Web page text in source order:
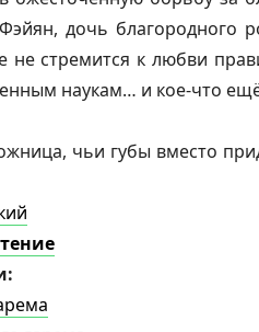
дочь благородного
не стремится к любви
наукам… и кое-что
чьи губы вместо